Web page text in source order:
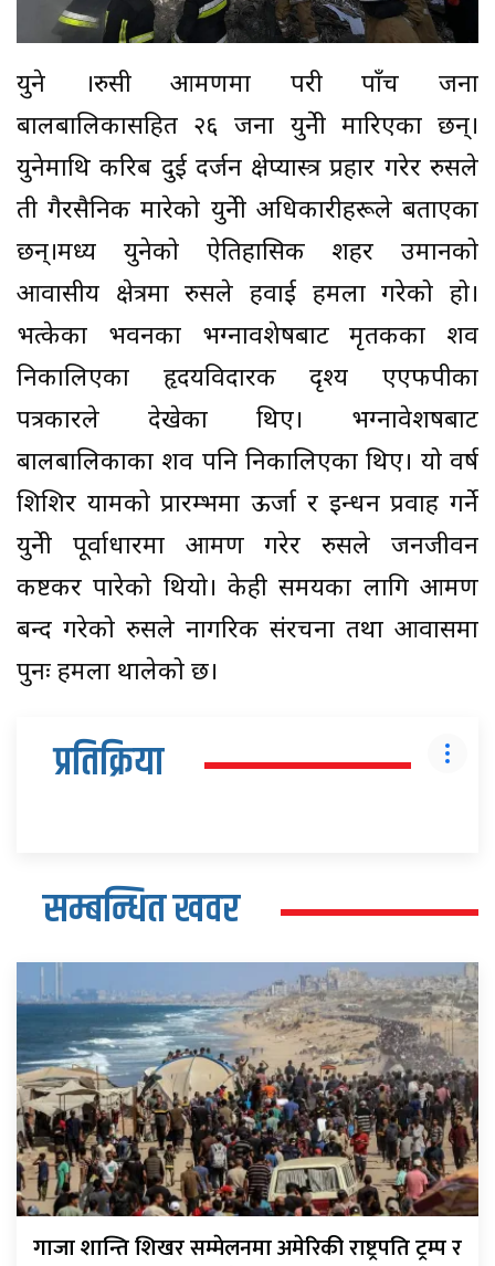
युक्रेन ।रुसी आक्रमणमा परी पाँच जना
बालबालिकासहित २६ जना युक्रेनी मारिएका छन्।
युक्रेनमाथि करिब दुई दर्जन क्षेप्यास्त्र प्रहार गरेर रुसले
ती गैरसैनिक मारेको युक्रेनी अधिकारीहरूले बताएका
छन्।मध्य युक्रेनको ऐतिहासिक शहर उमानको
आवासीय क्षेत्रमा रुसले हवाई हमला गरेको हो।
भत्केका भवनका भग्नावशेषबाट मृतकका शव
निकालिएका हृदयविदारक दृश्य एएफपीका
पत्रकारले देखेका थिए। भग्नावेशषबाट
बालबालिकाका शव पनि निकालिएका थिए। यो वर्ष
शिशिर यामको प्रारम्भमा ऊर्जा र इन्धन प्रवाह गर्ने
युक्रेनी पूर्वाधारमा आक्रमण गरेर रुसले जनजीवन
कष्टकर पारेको थियो। केही समयका लागि आक्रमण
बन्द गरेको रुसले नागरिक संरचना तथा आवासमा
पुनः हमला थालेको छ।
प्रतिक्रिया
सम्बन्धित खवर
गाजा शान्ति शिखर सम्मेलनमा अमेरिकी राष्ट्रपति ट्रम्प र